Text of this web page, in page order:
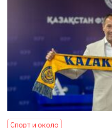
Спорт и около